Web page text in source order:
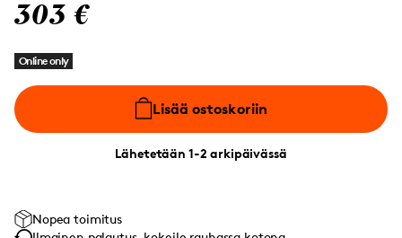
303 €
Online only
Lisää ostoskoriin
Lähetetään 1-2 arkipäivässä
Nopea toimitus